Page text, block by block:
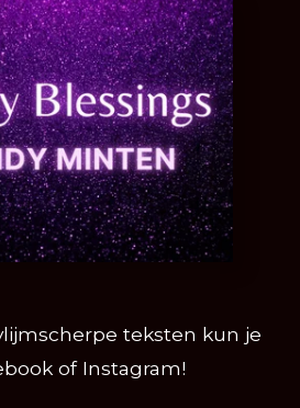
teksten kun je
of Instagram!